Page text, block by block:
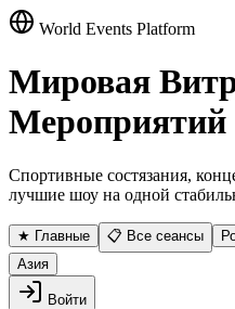
World Events Platform
Мировая
Мероприятий
Спортивные состязания,
лучшие шоу на одной
★ Главные 📋 Все сеансы
Азия
Войти